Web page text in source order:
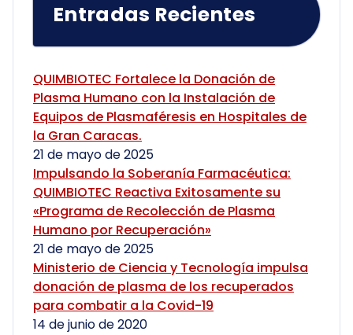
Entradas Recientes
QUIMBIOTEC Fortalece la Donación de
Plasma Humano con la Instalación de
Equipos de Plasmaféresis en Hospitales de
la Gran Caracas.
21 de mayo de 2025
Impulsando la Soberanía Farmacéutica:
QUIMBIOTEC Reactiva Exitosamente su
«Programa de Recolección de Plasma
Humano por Recuperación»
21 de mayo de 2025
Ministerio de Ciencia y Tecnología impulsa
donación de plasma de los recuperados
para combatir a la Covid-19
14 de junio de 2020